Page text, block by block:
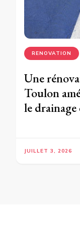
RENOVATION
Une
Toulon
le drainage
JUILLET 3, 2026